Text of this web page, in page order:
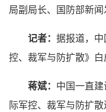
局副局长、国防部新闻
记者： 据报道，
控、裁军与防扩散》白
蒋斌： 中国一直
际军控、裁军与防扩